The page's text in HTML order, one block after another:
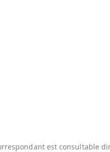
est consultable